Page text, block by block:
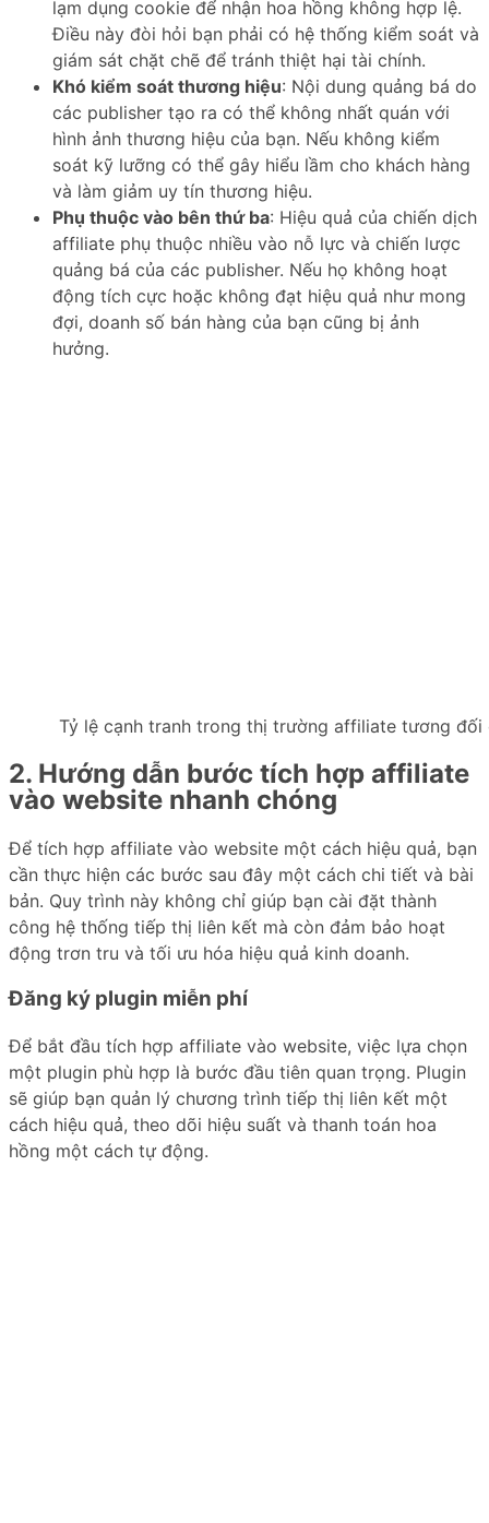
lạm dụng cookie để nhận hoa hồng không hợp lệ.
Điều này đòi hỏi bạn phải có hệ thống kiểm soát và
giám sát chặt chẽ để tránh thiệt hại tài chính.
Khó kiểm soát thương hiệu: Nội dung quảng bá do
các publisher tạo ra có thể không nhất quán với
hình ảnh thương hiệu của bạn. Nếu không kiểm
soát kỹ lưỡng có thể gây hiểu lầm cho khách hàng
và làm giảm uy tín thương hiệu.
Phụ thuộc vào bên thứ ba: Hiệu quả của chiến dịch
affiliate phụ thuộc nhiều vào nỗ lực và chiến lược
quảng bá của các publisher. Nếu họ không hoạt
động tích cực hoặc không đạt hiệu quả như mong
đợi, doanh số bán hàng của bạn cũng bị ảnh
hưởng.
Tỷ lệ cạnh tranh trong thị trường affiliate tương đối
2. Hướng dẫn bước tích hợp affiliate
vào website nhanh chóng
Để tích hợp affiliate vào website một cách hiệu quả, bạn
cần thực hiện các bước sau đây một cách chi tiết và bài
bản. Quy trình này không chỉ giúp bạn cài đặt thành
công hệ thống tiếp thị liên kết mà còn đảm bảo hoạt
động trơn tru và tối ưu hóa hiệu quả kinh doanh.
Đăng ký plugin miễn phí
Để bắt đầu tích hợp affiliate vào website, việc lựa chọn
một plugin phù hợp là bước đầu tiên quan trọng. Plugin
sẽ giúp bạn quản lý chương trình tiếp thị liên kết một
cách hiệu quả, theo dõi hiệu suất và thanh toán hoa
hồng một cách tự động.